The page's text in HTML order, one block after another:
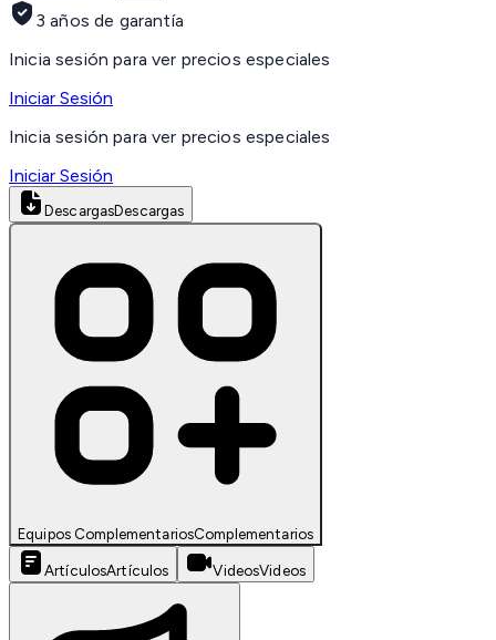
3 años de garantía
Inicia sesión para ver precios especiales
Iniciar Sesión
Inicia sesión para ver precios especiales
Iniciar Sesión
DescargasDescargas
Equipos ComplementariosComplementarios
ArtículosArtículos VideosVideos